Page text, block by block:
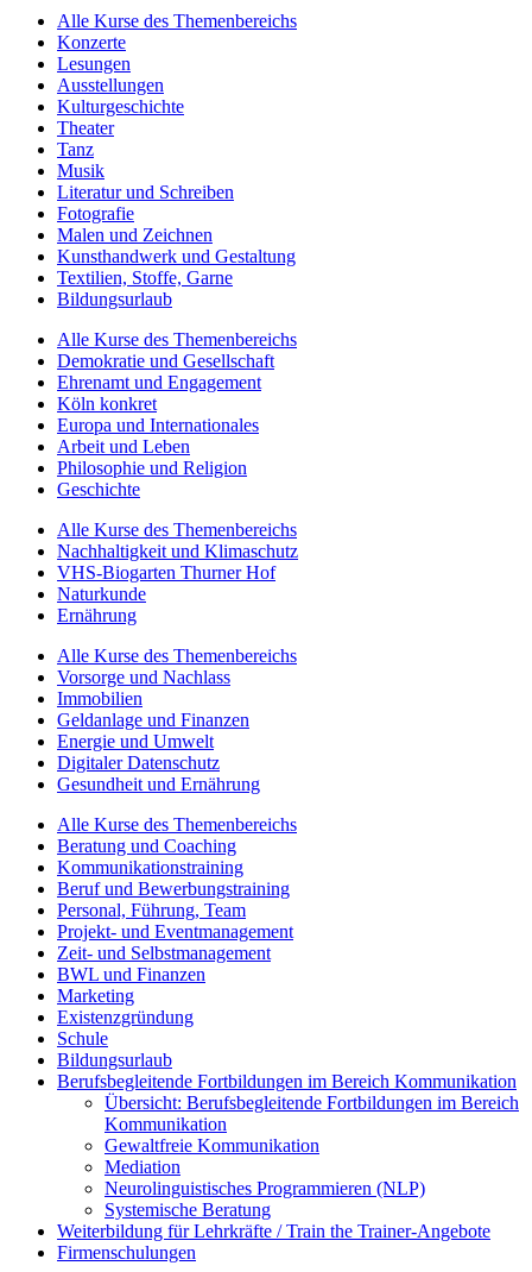
Alle Kurse des Themenbereichs
Konzerte
Lesungen
Ausstellungen
Kulturgeschichte
Theater
Tanz
Musik
Literatur und Schreiben
Fotografie
Malen und Zeichnen
Kunsthandwerk und Gestaltung
Textilien, Stoffe, Garne
Bildungsurlaub
Alle Kurse des Themenbereichs
Demokratie und Gesellschaft
Ehrenamt und Engagement
Köln konkret
Europa und Internationales
Arbeit und Leben
Philosophie und Religion
Geschichte
Alle Kurse des Themenbereichs
Nachhaltigkeit und Klimaschutz
VHS-Biogarten Thurner Hof
Naturkunde
Ernährung
Alle Kurse des Themenbereichs
Vorsorge und Nachlass
Immobilien
Geldanlage und Finanzen
Energie und Umwelt
Digitaler Datenschutz
Gesundheit und Ernährung
Alle Kurse des Themenbereichs
Beratung und Coaching
Kommunikationstraining
Beruf und Bewerbungstraining
Personal, Führung, Team
Projekt- und Eventmanagement
Zeit- und Selbstmanagement
BWL und Finanzen
Marketing
Existenzgründung
Schule
Bildungsurlaub
Berufsbegleitende Fortbildungen im Bereich Kommunikation
Übersicht: Berufsbegleitende Fortbildungen im Bereich
Kommunikation
Gewaltfreie Kommunikation
Mediation
Neurolinguistisches Programmieren (NLP)
Systemische Beratung
Weiterbildung für Lehrkräfte / Train the Trainer-Angebote
Firmenschulungen